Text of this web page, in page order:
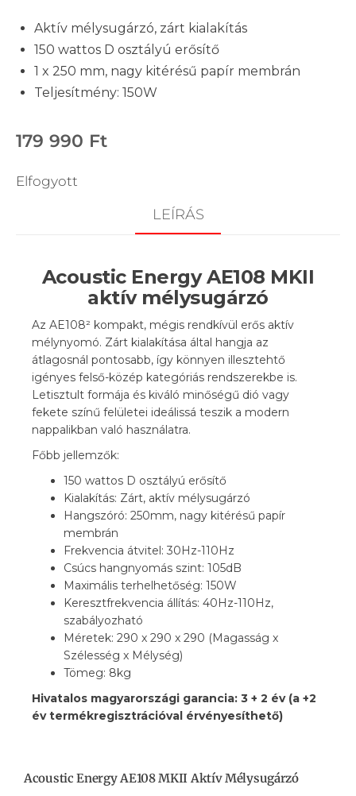
Aktív mélysugárzó, zárt kialakítás
150 wattos D osztályú erősítő
1 x 250 mm, nagy kitérésű papír membrán
Teljesítmény: 150W
179 990 Ft
Elfogyott
LEÍRÁS
Acoustic Energy AE108 MKII
aktív mélysugárzó
Az AE108² kompakt, mégis rendkívül erős aktív
mélynyomó. Zárt kialakítása által hangja az
átlagosnál pontosabb, így könnyen illesztehtő
igényes felső-közép kategóriás rendszerekbe is.
Letisztult formája és kiváló minőségű dió vagy
fekete színű felületei ideálissá teszik a modern
nappalikban való használatra.
Főbb jellemzők:
150 wattos D osztályú erősítő
Kialakítás: Zárt, aktív mélysugárzó
Hangszóró: 250mm, nagy kitérésű papír
membrán
Frekvencia átvitel: 30Hz-110Hz
Csúcs hangnyomás szint: 105dB
Maximális terhelhetőség: 150W
Keresztfrekvencia állítás: 40Hz-110Hz,
szabályozható
Méretek: 290 x 290 x 290 (Magasság x
Szélesség x Mélység)
Tömeg: 8kg
Hivatalos magyarországi garancia: 3 + 2 év (a +2
év termékregisztrációval érvényesíthető)
Acoustic Energy AE108 MKII Aktív Mélysugárzó